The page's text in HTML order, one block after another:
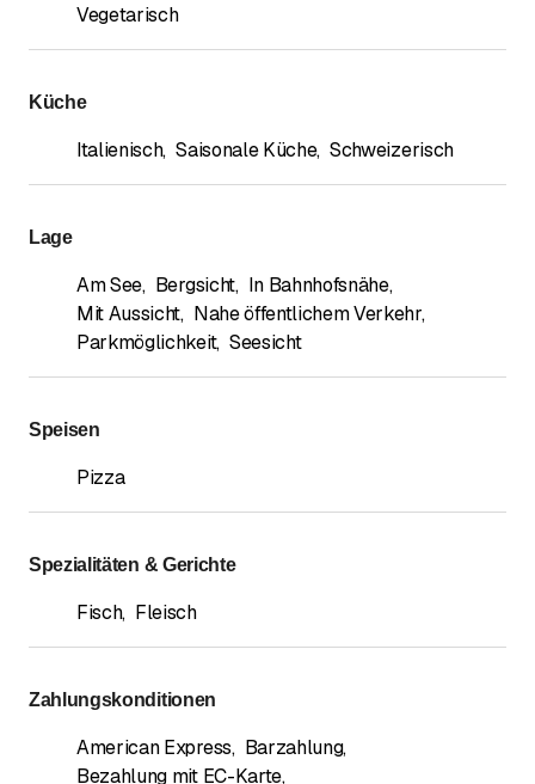
Vegetarisch
Küche
Italienisch, Saisonale Küche, Schweizerisch
Lage
Am See, Bergsicht, In Bahnhofsnähe,
Mit Aussicht, Nahe öffentlichem Verkehr,
Parkmöglichkeit, Seesicht
Speisen
Pizza
Spezialitäten & Gerichte
Fisch, Fleisch
Zahlungskonditionen
American Express, Barzahlung,
Bezahlung mit EC-Karte,